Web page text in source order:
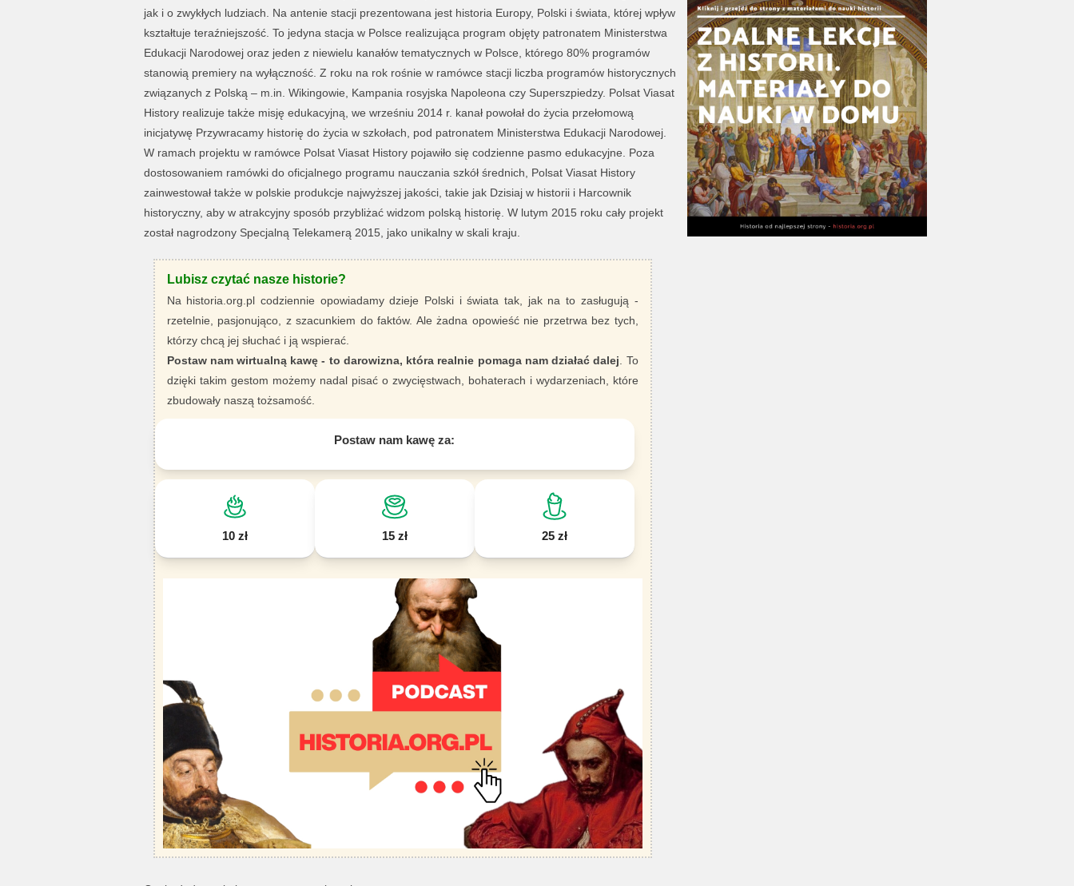
jak i o zwykłych ludziach. Na antenie stacji prezentowana jest historia Europy, Polski i świata, której wpływ
kształtuje teraźniejszość. To jedyna stacja w Polsce realizująca program objęty patronatem Ministerstwa
Edukacji Narodowej oraz jeden z niewielu kanałów tematycznych w Polsce, którego 80% programów
stanowią premiery na wyłączność. Z roku na rok rośnie w ramówce stacji liczba programów historycznych
związanych z Polską – m.in. Wikingowie, Kampania rosyjska Napoleona czy Superszpiedzy. Polsat Viasat
History realizuje także misję edukacyjną, we wrześniu 2014 r. kanał powołał do życia przełomową
inicjatywę Przywracamy historię do życia w szkołach, pod patronatem Ministerstwa Edukacji Narodowej.
W ramach projektu w ramówce Polsat Viasat History pojawiło się codzienne pasmo edukacyjne. Poza
dostosowaniem ramówki do oficjalnego programu nauczania szkół średnich, Polsat Viasat History
zainwestował także w polskie produkcje najwyższej jakości, takie jak Dzisiaj w historii i Harcownik
historyczny, aby w atrakcyjny sposób przybliżać widzom polską historię. W lutym 2015 roku cały projekt
został nagrodzony Specjalną Telekamerą 2015, jako unikalny w skali kraju.
Lubisz czytać nasze historie?
Na historia.org.pl codziennie opowiadamy dzieje Polski i świata tak, jak na to zasługują -
rzetelnie, pasjonująco, z szacunkiem do faktów. Ale żadna opowieść nie przetrwa bez tych,
którzy chcą jej słuchać i ją wspierać.
Postaw nam wirtualną kawę - to darowizna, która realnie pomaga nam działać dalej . To
dzięki takim gestom możemy nadal pisać o zwycięstwach, bohaterach i wydarzeniach, które
zbudowały naszą tożsamość.
Postaw nam kawę za:
10 zł 15 zł 25 zł